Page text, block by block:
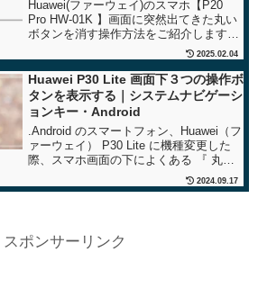
Huawei(ファーウェイ)のスマホ【P20
Pro HW-01K 】画面に突然出てきた丸い
ボタンを消す操作方法をご紹介します。
他のモデルでも同様の操作で対応できる
かもしれません。
2025.02.04
Huawei P30 Lite 画面下３つの操作ボ
タンを表示する｜システムナビゲーシ
ョンキー・Android
.Android のスマートフォン、Huawei（フ
ァーウェイ） P30 Lite に機種変更した
際、スマホ画面の下によくある 『 丸・
三角・四角 』 の ３つの操作ボタンがあ
りませんでした。HINTこの３つボタンは
2024.09.17
スポンサーリンク